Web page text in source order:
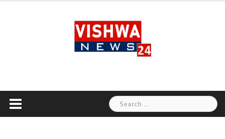
Search
for: